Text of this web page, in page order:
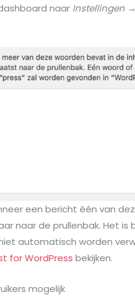
naar Instellingen →
een bericht één van
naar de prullenbak. Het is
automatisch worden
for WordPress bekijken.
mogelijk